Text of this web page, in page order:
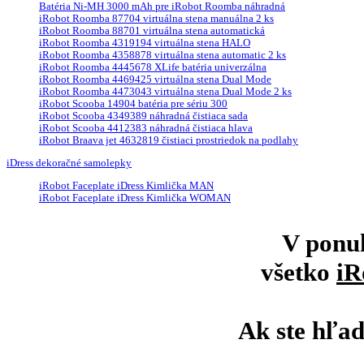
Batéria Ni-MH 3000 mAh pre iRobot Roomba náhradná
iRobot Roomba 87704 virtuálna stena manuálna 2 ks
iRobot Roomba 88701 virtuálna stena automatická
iRobot Roomba 4319194 virtuálna stena HALO
iRobot Roomba 4358878 virtuálna stena automatic 2 ks
iRobot Roomba 4445678 XLife batéria univerzálna
iRobot Roomba 4469425 virtuálna stena Dual Mode
iRobot Roomba 4473043 virtuálna stena Dual Mode 2 ks
iRobot Scooba 14904 batéria pre sériu 300
iRobot Scooba 4349389 náhradná čistiaca sada
iRobot Scooba 4412383 náhradná čistiaca hlava
iRobot Braava jet 4632819 čistiaci prostriedok na podlahy
iDress dekoračné samolepky
iRobot Faceplate iDress Kimlička MAN
iRobot Faceplate iDress Kimlička WOMAN
V
všetko
Ak ste